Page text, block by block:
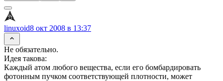
linuxoid8 окт 2008 в 13:37
Не обязательно.
Идея такова:
Каждый атом любого вещества, если его бомбардировать
фотонным пучком соответствующей плотности, может